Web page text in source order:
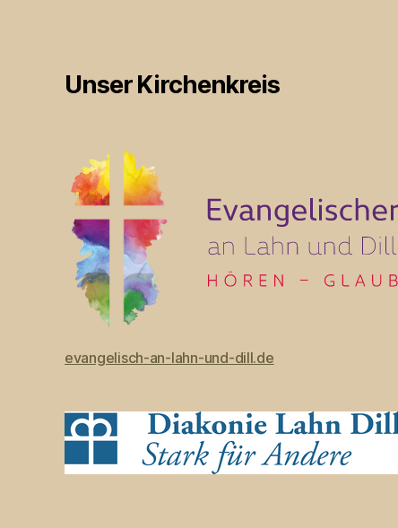
Unser Kirchenkreis
evangelisch-an-lahn-und-dill.de